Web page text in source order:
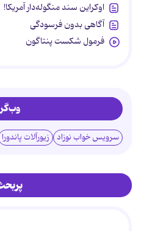
اوکراین سند منگوله‌دار آمریکا!
آگاهی بدون فرسودگی
فرمول شکست پنتاگون
سرویس خواب نوزاد زیورآلات پاندورا